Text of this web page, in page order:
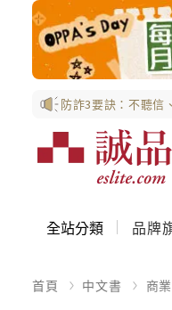
防詐3要訣：不聽信
全站分類 品牌
首頁 中文書 商